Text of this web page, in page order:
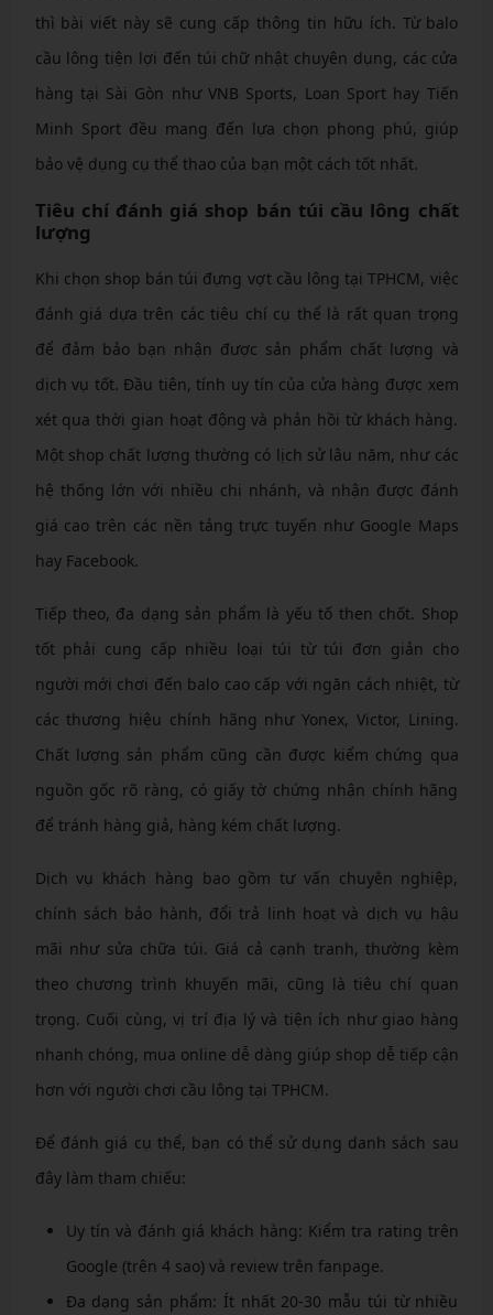
thì bài viết này sẽ cung cấp thông tin hữu ích. Từ balo
cầu lông tiện lợi đến túi chữ nhật chuyên dụng, các cửa
hàng tại Sài Gòn như VNB Sports, Loan Sport hay Tiến
Minh Sport đều mang đến lựa chọn phong phú, giúp
bảo vệ dụng cụ thể thao của bạn một cách tốt nhất.
Tiêu chí đánh giá shop bán túi cầu lông chất
lượng
Khi chọn shop bán túi đựng vợt cầu lông tại TPHCM, việc
đánh giá dựa trên các tiêu chí cụ thể là rất quan trọng
để đảm bảo bạn nhận được sản phẩm chất lượng và
dịch vụ tốt. Đầu tiên, tính uy tín của cửa hàng được xem
xét qua thời gian hoạt động và phản hồi từ khách hàng.
Một shop chất lượng thường có lịch sử lâu năm, như các
hệ thống lớn với nhiều chi nhánh, và nhận được đánh
giá cao trên các nền tảng trực tuyến như Google Maps
hay Facebook.
Tiếp theo, đa dạng sản phẩm là yếu tố then chốt. Shop
tốt phải cung cấp nhiều loại túi từ túi đơn giản cho
người mới chơi đến balo cao cấp với ngăn cách nhiệt, từ
các thương hiệu chính hãng như Yonex, Victor, Lining.
Chất lượng sản phẩm cũng cần được kiểm chứng qua
nguồn gốc rõ ràng, có giấy tờ chứng nhận chính hãng
để tránh hàng giả, hàng kém chất lượng.
Dịch vụ khách hàng bao gồm tư vấn chuyên nghiệp,
chính sách bảo hành, đổi trả linh hoạt và dịch vụ hậu
mãi như sửa chữa túi. Giá cả cạnh tranh, thường kèm
theo chương trình khuyến mãi, cũng là tiêu chí quan
trọng. Cuối cùng, vị trí địa lý và tiện ích như giao hàng
nhanh chóng, mua online dễ dàng giúp shop dễ tiếp cận
hơn với người chơi cầu lông tại TPHCM.
Để đánh giá cụ thể, bạn có thể sử dụng danh sách sau
đây làm tham chiếu:
Uy tín và đánh giá khách hàng: Kiểm tra rating trên
Google (trên 4 sao) và review trên fanpage.
Đa dạng sản phẩm: Ít nhất 20-30 mẫu túi từ nhiều